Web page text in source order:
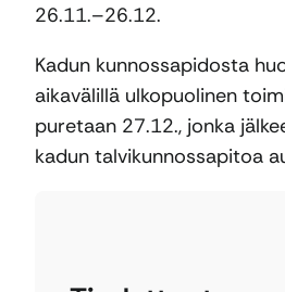
26.11.–26.12.
Kadun kunnossapidosta
aikavälillä ulkopuolinen
puretaan 27.12., jonka
kadun talvikunnossapitoa